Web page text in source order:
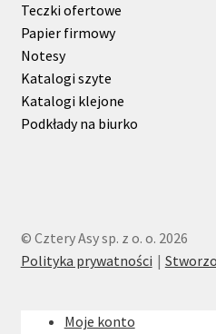
Teczki ofertowe
Papier firmowy
Notesy
Katalogi szyte
Katalogi klejone
Podkłady na biurko
© Cztery Asy sp. z o. o. 2026
Polityka prywatności
Moje konto